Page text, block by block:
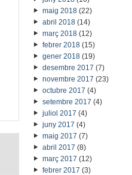
maig 2018(22)
abril 2018(14)
març 2018(12)
febrer 2018(15)
gener 2018(19)
desembre 2017 (7)
novembre 2017 (23)
octubre 2017 (4)
setembre 2017 (4)
juliol 2017 (4)
juny 2017 (4)
maig 2017 (7)
abril 2017 (8)
març 2017 (12)
febrer 2017 (3)